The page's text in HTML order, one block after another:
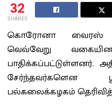
32
SHARES
கொரோனா வைரஸ்
வெவ்வேறு
பாதிக்கப்பட்டுள்ளனர்.
சேர்ந்தவர்களென
பல்கலைக்கழகம்